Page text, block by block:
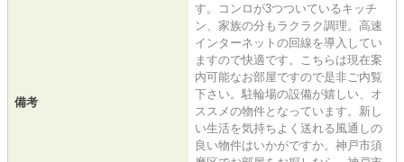
備考
す。コンロが3つついているキッチ
ン、家族の分もラクラク調理。高速
インターネットの回線を導入してい
ますので快適です。こちらは現在案
内可能なお部屋ですので是非ご内覧
下さい。駐輪場の設備が嬉しい、オ
ススメの物件となっています。新し
い生活を気持ちよく送れる風通しの
良い物件はいかがですか。神戸市須